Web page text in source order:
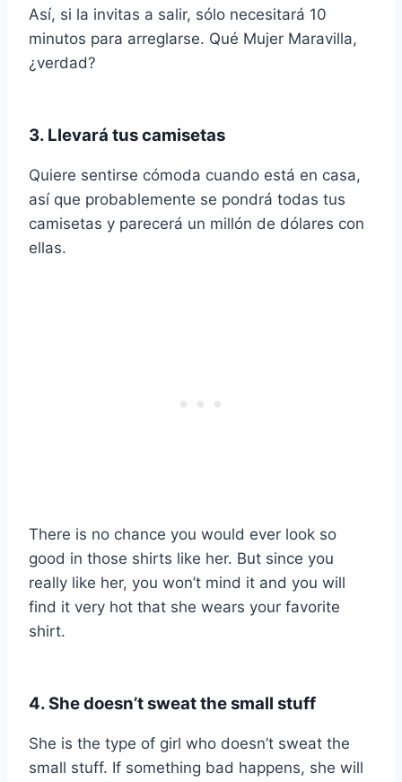
Así, si la invitas a salir, sólo necesitará 10
minutos para arreglarse. Qué Mujer Maravilla,
¿verdad?
3. Llevará tus camisetas
Quiere sentirse cómoda cuando está en casa,
así que probablemente se pondrá todas tus
camisetas y parecerá un millón de dólares con
ellas.
There is no chance you would ever look so
good in those shirts like her. But since you
really like her, you won’t mind it and you will
find it very hot that she wears your favorite
shirt.
4. She doesn’t sweat the small stuff
She is the type of girl who doesn’t sweat the
small stuff. If something bad happens, she will